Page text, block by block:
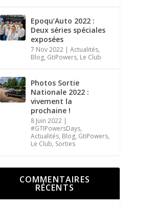
Epoqu’Auto 2022 :
Deux séries spéciales
exposées
7 Nov 2022| Actualités,
Blog, GtiPowers, Le Club
Photos Sortie
Nationale 2022 :
vivement la
prochaine !
8 Juin 2022|
#GTIPowersDays,
Actualités, Blog, GtiPowers,
Le Club, Sorties
COMMENTAIRES
RÉCENTS